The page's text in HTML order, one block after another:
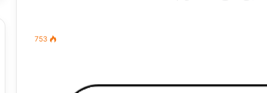
753